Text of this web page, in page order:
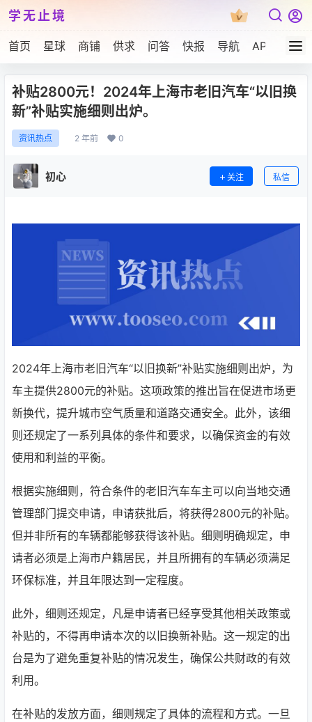
学无止境
首页 星球 商铺 供求 问答 快报 导航 APP下载
补贴2800元！2024年上海市老旧汽车“以旧换
新”补贴实施细则出炉。
资讯热点 2 年前 0
初心 关注 私信
2024年上海市老旧汽车“以旧换新”补贴实施细则出炉，为
车主提供2800元的补贴。这项政策的推出旨在促进市场更
新换代，提升城市空气质量和道路交通安全。此外，该细
则还规定了一系列具体的条件和要求，以确保资金的有效
使用和利益的平衡。
根据实施细则，符合条件的老旧汽车车主可以向当地交通
管理部门提交申请，申请获批后，将获得2800元的补贴。
但并非所有的车辆都能够获得该补贴。细则明确规定，申
请者必须是上海市户籍居民，并且所拥有的车辆必须满足
环保标准，并且年限达到一定程度。
此外，细则还规定，凡是申请者已经享受其他相关政策或
补贴的，不得再申请本次的以旧换新补贴。这一规定的出
台是为了避免重复补贴的情况发生，确保公共财政的有效
利用。
在补贴的发放方面，细则规定了具体的流程和方式。一旦